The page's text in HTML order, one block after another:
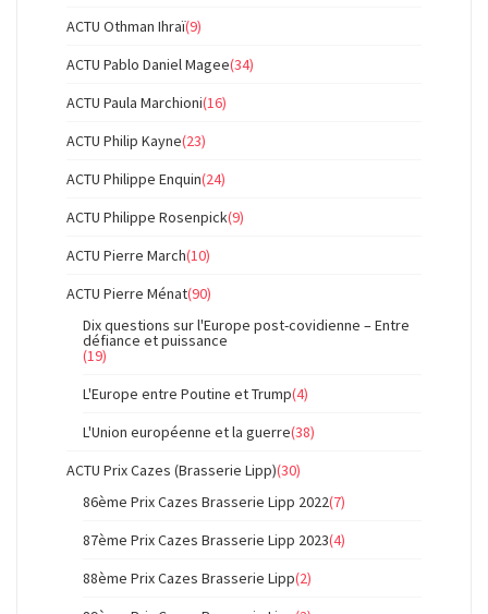
ACTU Othman Ihraï(9)
ACTU Pablo Daniel Magee(34)
ACTU Paula Marchioni(16)
ACTU Philip Kayne(23)
ACTU Philippe Enquin(24)
ACTU Philippe Rosenpick(9)
ACTU Pierre March(10)
ACTU Pierre Ménat(90)
Dix questions sur l'Europe post-covidienne – Entre
défiance et puissance
(19)
L'Europe entre Poutine et Trump(4)
L'Union européenne et la guerre(38)
ACTU Prix Cazes (Brasserie Lipp)(30)
86ème Prix Cazes Brasserie Lipp 2022(7)
87ème Prix Cazes Brasserie Lipp 2023(4)
88ème Prix Cazes Brasserie Lipp(2)